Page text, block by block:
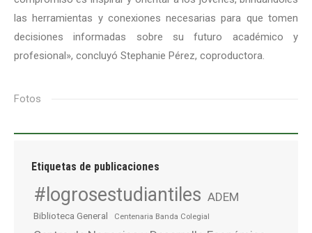
las herramientas y conexiones necesarias para que tomen
decisiones informadas sobre su futuro académico y
profesional», concluyó Stephanie Pérez, coproductora.
Fotos
Etiquetas de publicaciones
#logrosestudiantiles ADEM
Biblioteca General Centenaria Banda Colegial